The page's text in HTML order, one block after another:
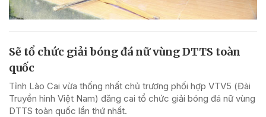
Sẽ tổ chức giải bóng đá nữ vùng DTTS toàn
quốc
Tỉnh Lào Cai vừa thống nhất chủ trương phối hợp VTV5 (Đài
Truyền hình Việt Nam) đăng cai tổ chức giải bóng đá nữ vùng
DTTS toàn quốc lần thứ nhất.